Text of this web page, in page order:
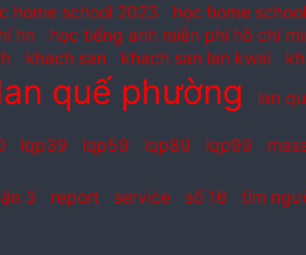
home school 2023
học home
hn
học tiếng anh miễn phí hồ chí
khach san khach san lan kwai
quế phường lan
lqp39 lqp59 lqp89 lqp99
3 report service số 16
tìm